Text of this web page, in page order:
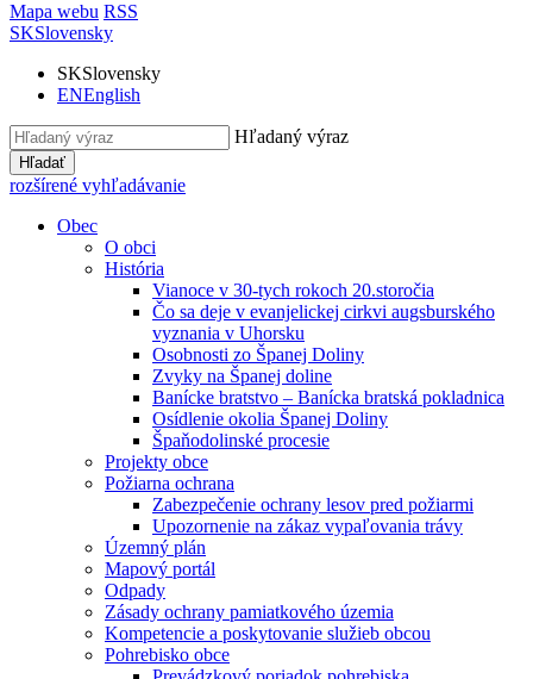
Mapa webu RSS
SKSlovensky
SKSlovensky
ENEnglish
Hľadaný výraz
Hľadať
rozšírené vyhľadávanie
Obec
O obci
História
Vianoce v 30-tych rokoch 20.storočia
Čo sa deje v evanjelickej cirkvi augsburského
vyznania v Uhorsku
Osobnosti zo Španej Doliny
Zvyky na Španej doline
Banícke bratstvo – Banícka bratská pokladnica
Osídlenie okolia Španej Doliny
Špaňodolinské procesie
Projekty obce
Požiarna ochrana
Zabezpečenie ochrany lesov pred požiarmi
Upozornenie na zákaz vypaľovania trávy
Územný plán
Mapový portál
Odpady
Zásady ochrany pamiatkového územia
Kompetencie a poskytovanie služieb obcou
Pohrebisko obce